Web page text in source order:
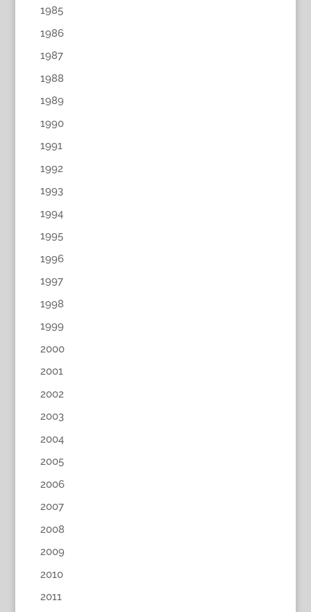
1985
1986
1987
1988
1989
1990
1991
1992
1993
1994
1995
1996
1997
1998
1999
2000
2001
2002
2003
2004
2005
2006
2007
2008
2009
2010
2011